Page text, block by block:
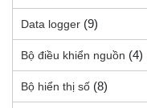
Data logger (9)
Bộ điều khiển nguồn (4)
Bộ hiển thị số (8)